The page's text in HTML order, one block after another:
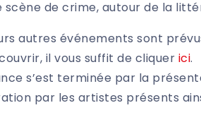
scène de crime, autour de la
autres événements sont
il vous suffit de cliquer ici.
s’est terminée par la
par les artistes présents